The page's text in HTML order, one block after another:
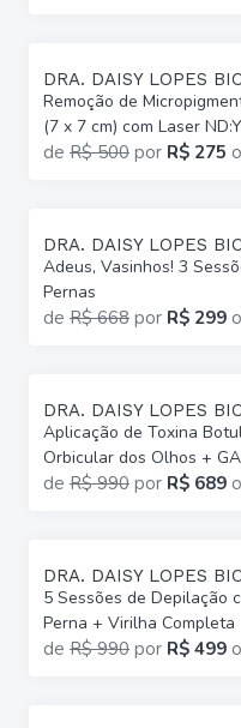
DRA. DAISY LOPES
Remoção de
(7 x 7 cm) com Laser
de R$ 500 por R$ 275
DRA. DAISY LOPES
Adeus, Vasinhos! 3
Pernas
de R$ 668 por R$ 299
DRA. DAISY LOPES
Aplicação de Toxina
Orbicular dos Olhos +
de R$ 990 por R$ 689
DRA. DAISY LOPES
5 Sessões de Depilação
Perna + Virilha Completa
de R$ 990 por R$ 499